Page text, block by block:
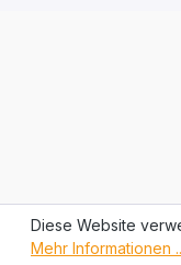
Diese Website
Mehr Informationen